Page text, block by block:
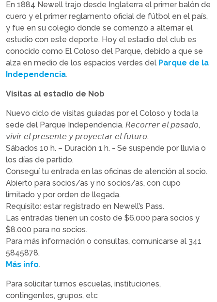
En 1884 Newell trajo desde Inglaterra el primer balón de
cuero y el primer reglamento oficial de fútbol en el país,
y fue en su colegio donde se comenzó a alternar el
estudio con este deporte. Hoy el estadio del club es
conocido como El Coloso del Parque, debido a que se
alza en medio de los espacios verdes del Parque de la
Independencia.
Visitas al estadio de Nob
Nuevo ciclo de visitas guiadas por el Coloso y toda la
sede del Parque Independencia. 𝘙𝘦𝘤𝘰𝘳𝘳𝘦𝘳 𝘦𝘭 𝘱𝘢𝘴𝘢𝘥𝘰,
𝘷𝘪𝘷𝘪𝘳 𝘦𝘭 𝘱𝘳𝘦𝘴𝘦𝘯𝘵𝘦 𝘺 𝘱𝘳𝘰𝘺𝘦𝘤𝘵𝘢𝘳 𝘦𝘭 𝘧𝘶𝘵𝘶𝘳𝘰.
Sábados 10 h. – Duración 1 h. - Se suspende por lluvia o
los días de partido.
Conseguí tu entrada en las oficinas de atención al socio.
Abierto para socios/as y no socios/as, con cupo
limitado y por orden de llegada.
Requisito: estar registrado en Newell’s Pass.
Las entradas tienen un costo de $6.000 para socios y
$8.000 para no socios.
Para más información o consultas, comunicarse al 341
5845878.
Más info.
Para solicitar turnos escuelas, instituciones,
contingentes, grupos, etc